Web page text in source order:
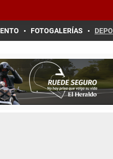
FOTOGALERÍAS